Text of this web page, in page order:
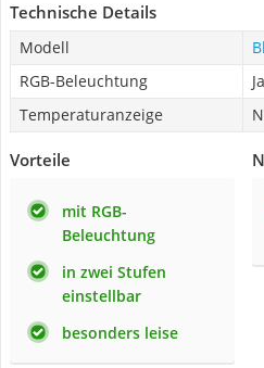
Technische Details
Modell
RGB-Beleuchtung
Ja
Temperaturanzeige
Vorteile
mit RGB-
Beleuchtung
in zwei Stufen
einstellbar
besonders leise